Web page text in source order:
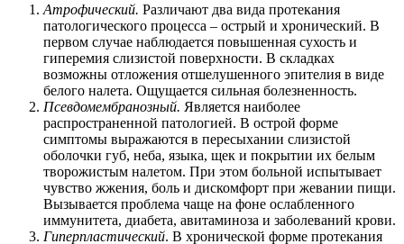
Атрофический. Различают два вида протекания
патологического процесса – острый и хронический. В
первом случае наблюдается повышенная сухость и
гиперемия слизистой поверхности. В складках
возможны отложения отшелушенного эпителия в виде
белого налета. Ощущается сильная болезненность.
Псевдомембранозный. Является наиболее
распространенной патологией. В острой форме
симптомы выражаются в пересыхании слизистой
оболочки губ, неба, языка, щек и покрытии их белым
творожистым налетом. При этом больной испытывает
чувство жжения, боль и дискомфорт при жевании пищи.
Вызывается проблема чаще на фоне ослабленного
иммунитета, диабета, авитаминоза и заболеваний крови.
Гиперпластический. В хронической форме протекания